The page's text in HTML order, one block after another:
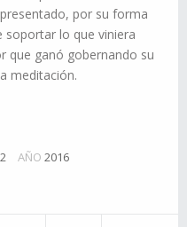
por su forma
soportar lo que viniera
que ganó gobernando su
meditación.
AÑO 2016